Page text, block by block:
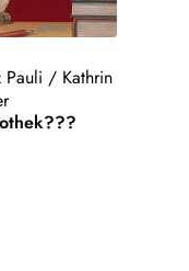
Pauli / Kathrin